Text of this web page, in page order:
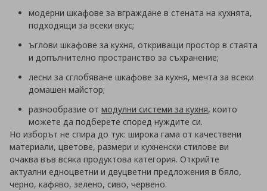
модерни шкафове за вграждане в стената на кухнята,
подходящи за всеки вкус;
ъглови шкафове за кухня, откриващи простор в стаята
и допълнително пространство за съхранение;
лесни за сглобяване шкафове за кухня, мечта за всеки
домашен майстор;
разнообразие от модулни системи за кухня, които
можете да подберете според нуждите си.
Но изборът не спира до тук: широка гама от качествени
материали, цветове, размери и кухненски стилове ви
очаква във всяка продуктова категория. Открийте
актуални едноцветни и двуцветни предложения в бяло,
черно, кафяво, зелено, сиво, червено.